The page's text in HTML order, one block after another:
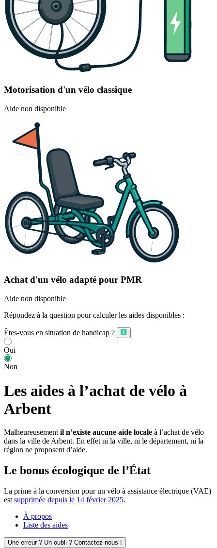
Motorisation d'un vélo classique
Aide non disponible
Achat d'un vélo adapté pour PMR
Aide non disponible
Répondez à la question pour calculer les aides disponibles :
Êtes-vous en situation de handicap ?
Oui
Non
Les aides à l’achat de vélo à
Arbent
Malheureusement il n’existe aucune aide locale à l’achat de vélo
dans la ville de Arbent. En effet ni la ville, ni le département, ni la
région ne proposent d’aide.
Le bonus écologique de l’État
La prime à la conversion pour un vélo à assistance électrique (VAE)
est supprimée depuis le 14 février 2025.
À propos
Liste des aides
Une erreur ? Un oubli ? Contactez-nous !